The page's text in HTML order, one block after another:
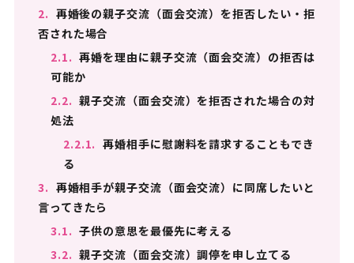
2. 再婚後の親子交流（面会交流）を拒否したい・拒
否された場合
2.1. 再婚を理由に親子交流（面会交流）の拒否は
可能か
2.2. 親子交流（面会交流）を拒否された場合の対
処法
2.2.1. 再婚相手に慰謝料を請求することもでき
る
3. 再婚相手が親子交流（面会交流）に同席したいと
言ってきたら
3.1. 子供の意思を最優先に考える
3.2. 親子交流（面会交流）調停を申し立てる